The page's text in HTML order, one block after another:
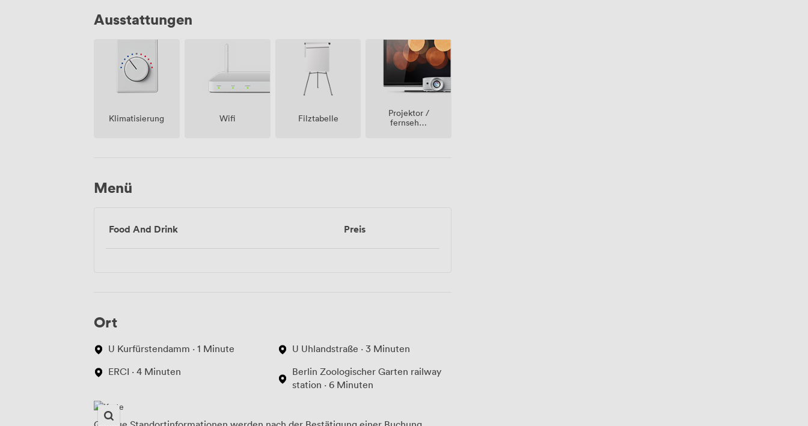
Ausstattungen
Klimatisierung Wifi Filztabelle
Projektor /
fernseher
Menü
Food And Drink Preis
Ort
U Kurfürstendamm · 1 Minute
ERCI · 4 Minuten
U Uhlandstraße · 3 Minuten
Berlin Zoologischer Garten railway
station · 6 Minuten